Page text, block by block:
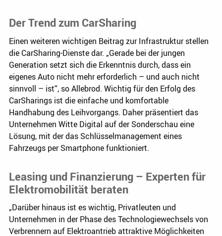
Der Trend zum CarSharing
Einen weiteren wichtigen Beitrag zur Infrastruktur stellen
die CarSharing-Dienste dar. „Gerade bei der jungen
Generation setzt sich die Erkenntnis durch, dass ein
eigenes Auto nicht mehr erforderlich – und auch nicht
sinnvoll – ist“, so Allebrod. Wichtig für den Erfolg des
CarSharings ist die einfache und komfortable
Handhabung des Leihvorgangs. Daher präsentiert das
Unternehmen Witte Digital auf der Sonderschau eine
Lösung, mit der das Schlüsselmanagement eines
Fahrzeugs per Smartphone funktioniert.
Leasing und Finanzierung – Experten für
Elektromobilität beraten
„Darüber hinaus ist es wichtig, Privatleuten und
Unternehmen in der Phase des Technologiewechsels von
Verbrennern auf Elektroantrieb attraktive Möglichkeiten